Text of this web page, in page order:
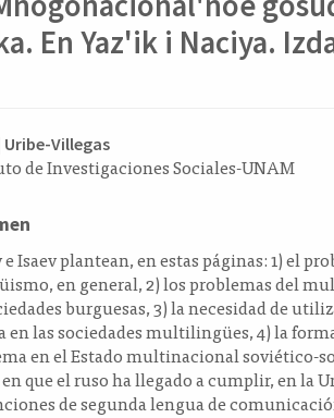
En Yaz'ik i Naciya.
Uribe-Villegas
de Investigaciones Sociales-UNAM
e Isaev plantean, en estas páginas: 1) el
en general, 2) los problemas del
burguesas, 3) la necesidad de
en las sociedades multilingües, 4) la
en el Estado multinacional soviético-
que el ruso ha llegado a cumplir, en la
de segunda lengua de